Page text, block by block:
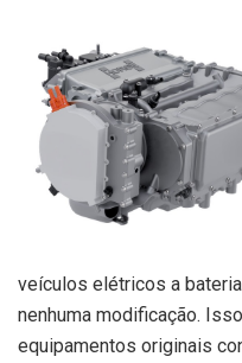
veículos elétricos a
nenhuma modificação.
equipamentos originais